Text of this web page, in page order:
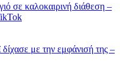
σε καλοκαιρινή διάθεση –
με την εμφάνισή της –